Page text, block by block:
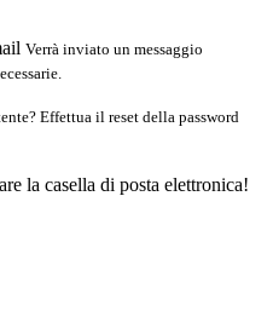
Verrà inviato un messaggio
Effettua il reset della password
la casella di posta elettronica!